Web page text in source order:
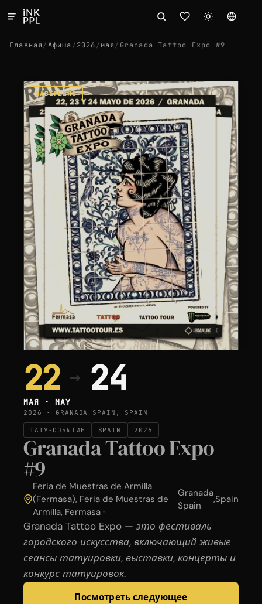
Главная/Афиша /2026/мая/ Granada Tattoo Expo #9
ЗАВЕРШЕНО
22 → 24
МАЯ · MAY
2026 · GRANADA SPAIN, SPAIN
ТАТУ-СОБЫТИЕ SPAIN 2026
Granada Tattoo Expo
#9
Feria de Muestras de Armilla
(Fermasa), Feria de Muestras de
Armilla, Fermasa ·
Granada
Spain
,Spain
Granada Tattoo Expo — это фестиваль
городского искусства, включающий живые
сеансы татуировки, выставки, концерты и
конкурс татуировок.
Посмотреть следующее